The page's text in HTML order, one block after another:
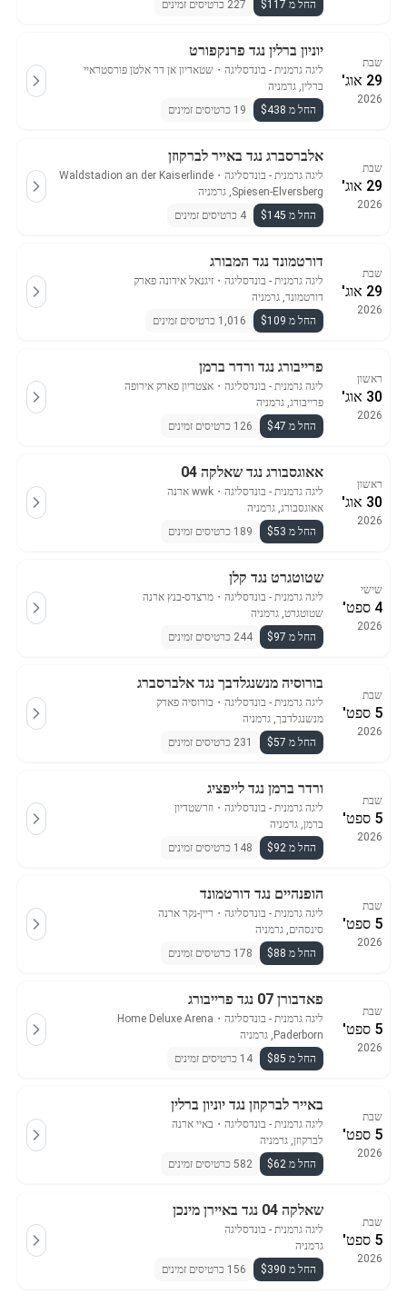
החל מ $117
227 כרטיסים זמינים
שבת
29 אוג'
2026
יוניון ברלין נגד פרנקפורט
ליגה גרמנית - בונדסליגה ・ שטאדיון אן דר אלטן פורסטראיי
ברלין, גרמניה
החל מ $438
19 כרטיסים זמינים
שבת
29 אוג'
2026
אלברסברג נגד באייר לברקוזן
ליגה גרמנית - בונדסליגה ・
Waldstadion an der Kaiserlinde
Spiesen-Elversberg, גרמניה
החל מ $145
4 כרטיסים זמינים
שבת
29 אוג'
2026
דורטמונד נגד המבורג
ליגה גרמנית - בונדסליגה ・ זיגנאל אידונה פארק
דורטמונד, גרמניה
החל מ $109
1,016 כרטיסים זמינים
ראשון
30 אוג'
2026
פרייבורג נגד ורדר ברמן
ליגה גרמנית - בונדסליגה ・ אצטדיון פארק אירופה
פרייבורג, גרמניה
החל מ $47
126 כרטיסים זמינים
ראשון
30 אוג'
2026
אאוגסבורג נגד שאלקה 04
ליגה גרמנית - בונדסליגה ・ wwk ארנה
אאוגסבורג, גרמניה
החל מ $53
189 כרטיסים זמינים
שישי
4 ספט'
2026
שטוטגרט נגד קלן
ליגה גרמנית - בונדסליגה ・ מרצדס-בנץ ארנה
שטוטגרט, גרמניה
החל מ $97
244 כרטיסים זמינים
שבת
5 ספט'
2026
בורוסיה מנשנגלדבך נגד אלברסברג
ליגה גרמנית - בונדסליגה ・ בורוסיה פארק
מנשנגלדבך, גרמניה
החל מ $57
231 כרטיסים זמינים
שבת
5 ספט'
2026
ורדר ברמן נגד לייפציג
ליגה גרמנית - בונדסליגה ・ וזרשטדיון
ברמן, גרמניה
החל מ $92
148 כרטיסים זמינים
שבת
5 ספט'
2026
הופנהיים נגד דורטמונד
ליגה גרמנית - בונדסליגה ・ ריין-נקר ארנה
סינסהים, גרמניה
החל מ $88
178 כרטיסים זמינים
שבת
5 ספט'
2026
פאדבורן 07 נגד פרייבורג
ליגה גרמנית - בונדסליגה ・
Home Deluxe Arena
Paderborn, גרמניה
החל מ $85
14 כרטיסים זמינים
שבת
5 ספט'
2026
באייר לברקוזן נגד יוניון ברלין
ליגה גרמנית - בונדסליגה ・ באיי ארנה
לברקוזן, גרמניה
החל מ $62
582 כרטיסים זמינים
שבת
5 ספט'
2026
שאלקה 04 נגד באיירן מינכן
ליגה גרמנית - בונדסליגה
גרמניה
החל מ $390
156 כרטיסים זמינים